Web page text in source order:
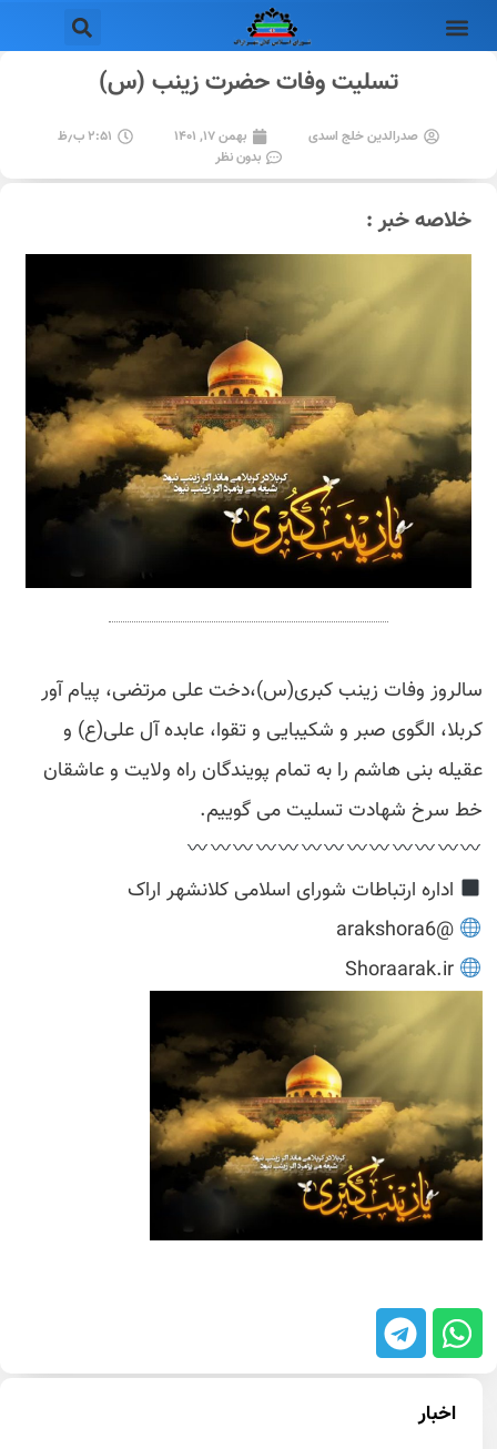
تسلیت وفات حضرت زینب (س)
صدرالدین خلج اسدی بهمن ۱۷, ۱۴۰۱
۲:۵۱ ب٫ظ
بدون نظر
خلاصه خبر :
سالروز وفات زینب کبری(س)،دخت علی مرتضی، پیام آور
کربلا، الگوی صبر و شکیبایی و تقوا، عابده آل علی(ع) و
عقیله بنی هاشم را به تمام پویندگان راه ولایت و عاشقان
خط سرخ شهادت تسلیت می گوییم.
اداره ارتباطات شورای اسلامی کلانشهر اراک
@arakshora6
Shoraarak.ir
اخبار